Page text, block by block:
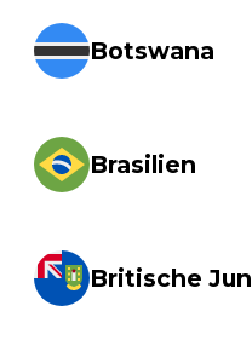
Botswana
Brasilien
Britische